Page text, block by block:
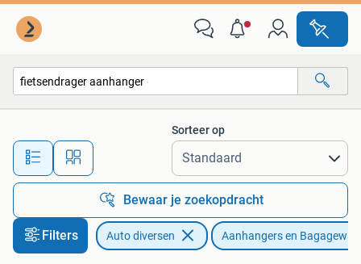
Alle afstanden…
Sorteer op
Bewaar je zoekopdracht
Filters Auto diversen Aanhangers en